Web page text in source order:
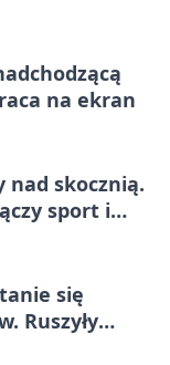
na ekran
nad skocznią.
sport i
się
Ruszyły